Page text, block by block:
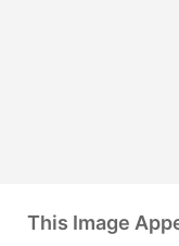
This Image